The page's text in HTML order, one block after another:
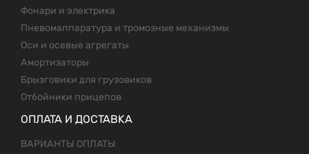
Фонари и электрика
Пневомаппаратура и тромозные механизмы
Оси и осевые агрегаты
Амортизаторы
Брызговики для грузовиков
Отбойники прицепов
ОПЛАТА И ДОСТАВКА
ВАРИАНТЫ ОПЛАТЫ